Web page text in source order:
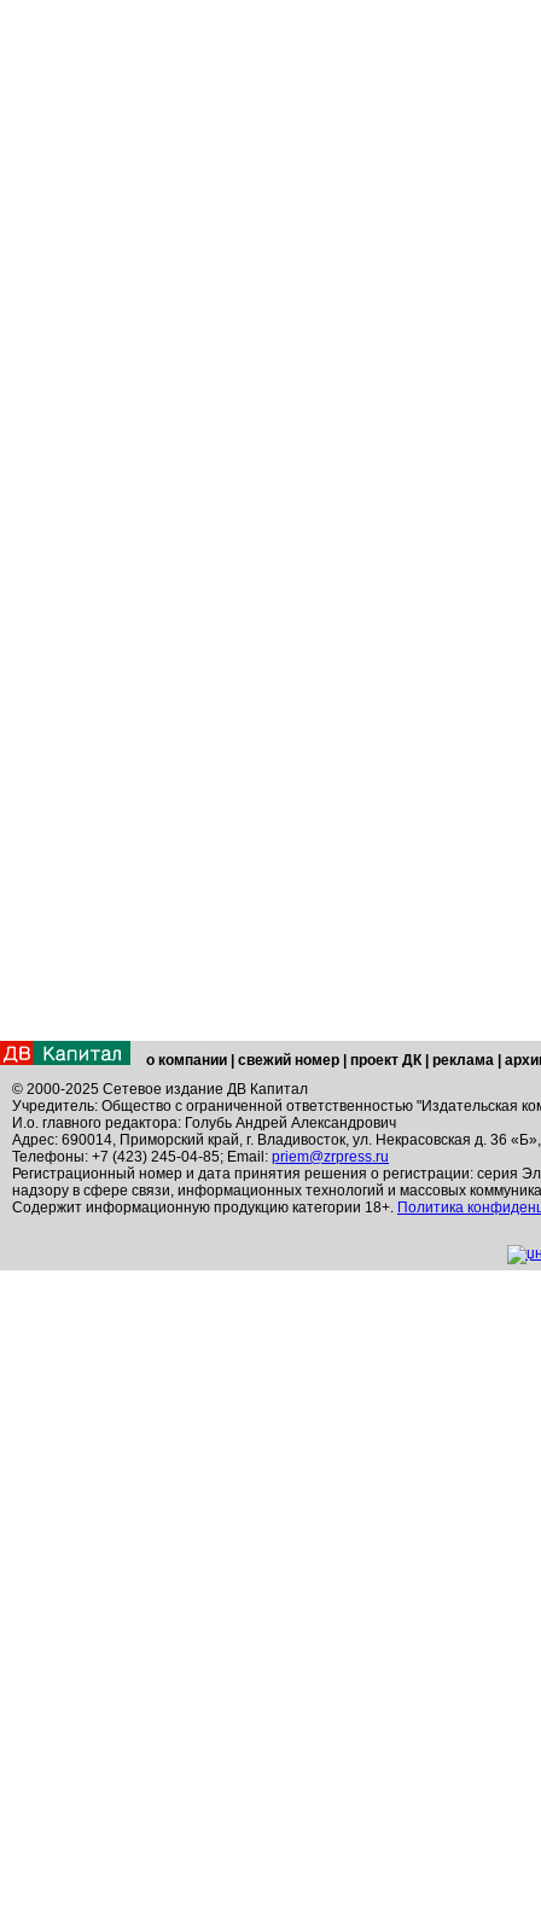
о компании свежий номер проект ДК реклама
© 2000-2025 Сетевое издание ДВ Капитал
Учредитель: Общество с ограниченной ответственностью "Издательская
И.о. главного редактора: Голубь Андрей Александрович
Адрес: 690014, Приморский край, г. Владивосток, ул. Некрасовская д. 36
Телефоны: +7 (423) 245-04-85; Email: priem@zrpress.ru
Регистрационный номер и дата принятия решения о регистрации: серия
надзору в сфере связи, информационных технологий и массовых
Содержит информационную продукцию категории 18+. Политика